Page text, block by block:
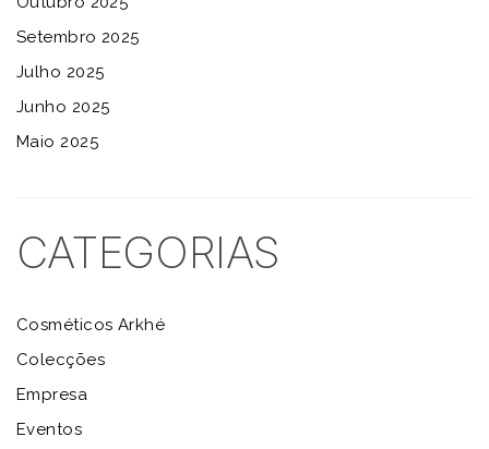
Setembro 2025
Julho 2025
Junho 2025
Maio 2025
CATEGORIAS
Cosméticos Arkhé
Colecções
Empresa
Eventos